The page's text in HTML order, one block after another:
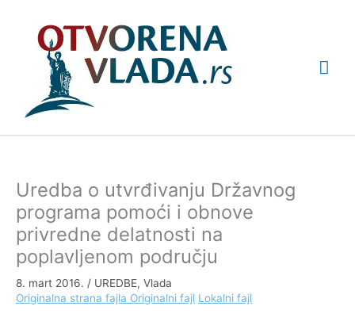
Uredba o utvrđivanju Državnog
programa pomoći i obnove
privredne delatnosti na
poplavljenom području
8. mart 2016. / UREDBE, Vlada
Originalna strana fajla Originalni fajl Lokalni fajl